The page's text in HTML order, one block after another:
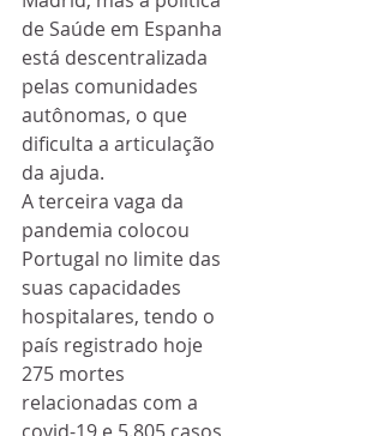
de Saúde em Espanha
está descentralizada
pelas comunidades
autônomas, o que
dificulta a articulação
da ajuda.
A terceira vaga da
pandemia colocou
Portugal no limite das
suas capacidades
hospitalares, tendo o
país registrado hoje
275 mortes
relacionadas com a